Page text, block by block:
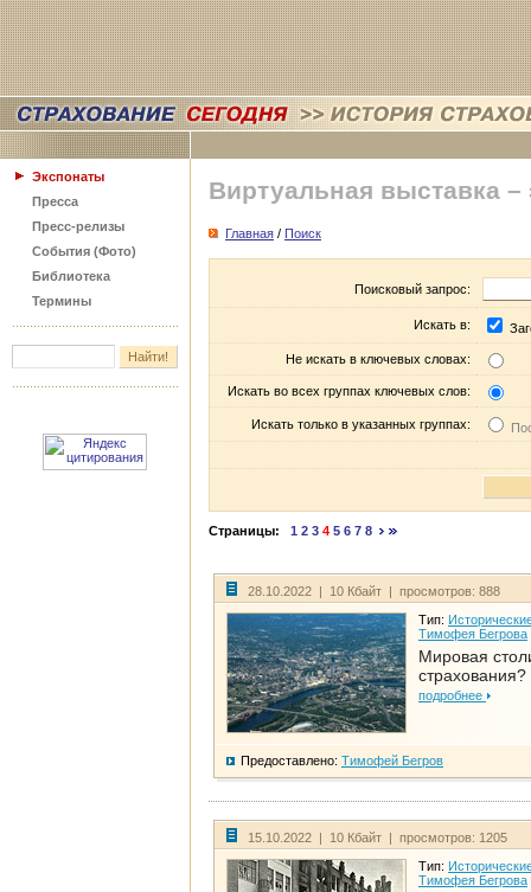
Экспонаты
Пресса
Пресс-релизы
События (Фото)
Библиотека
Термины
Виртуальная выставка –
Главная / Поиск
Поисковый запрос:
Искать в:
Не искать в ключевых словах:
Искать во всех группах ключевых слов:
Искать только в указанных группах:
Страницы: 1 2 3 4 5 6 7 8
28.10.2022 | 10 Кбайт | просмотров: 888
Тип:
Тимофея Бегрова
Мировая
страхования?
подробнее
Предоставлено: Тимофей Бегров
15.10.2022 | 10 Кбайт | просмотров: 1205
Тип:
Тимофея Бегрова